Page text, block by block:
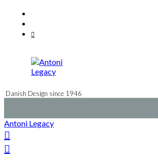
Videre
indhold
Danish Design since 1946
Antoni Legacy